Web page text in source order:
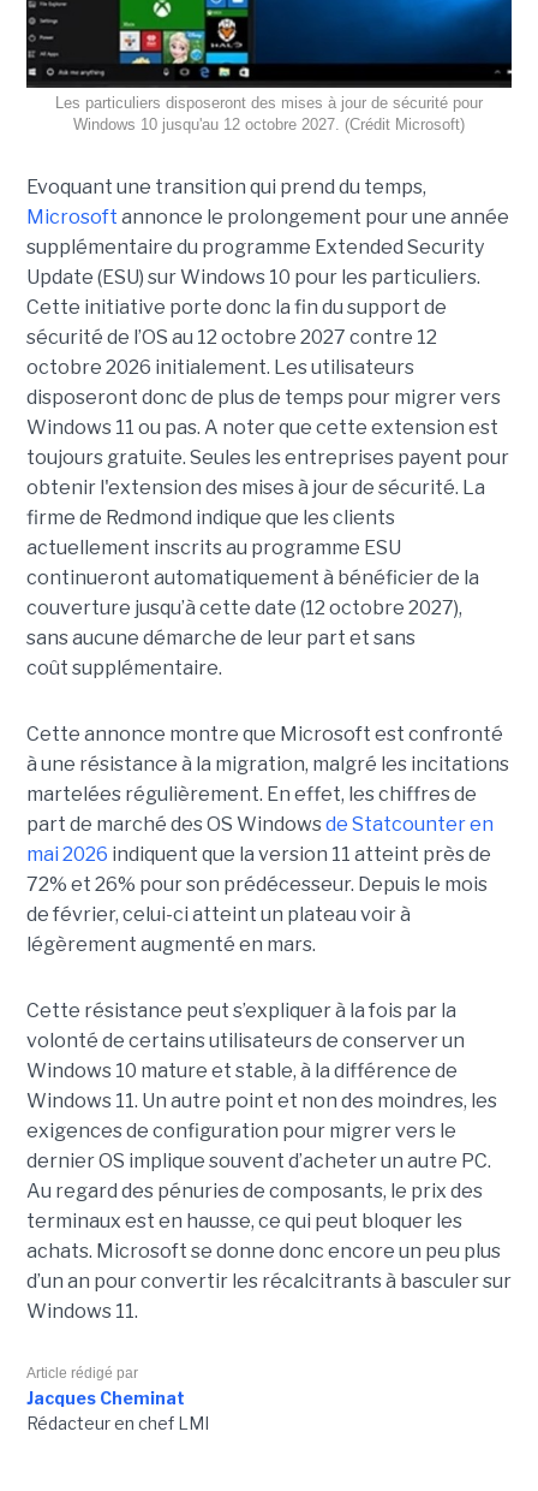
Les particuliers disposeront des mises à jour de sécurité pour
Windows 10 jusqu'au 12 octobre 2027. (Crédit Microsoft)
Evoquant une transition qui prend du temps,
Microsoft annonce le prolongement pour une année
supplémentaire du programme Extended Security
Update (ESU) sur Windows 10 pour les particuliers.
Cette initiative porte donc la fin du support de
sécurité de l’OS au 12 octobre 2027 contre 12
octobre 2026 initialement. Les utilisateurs
disposeront donc de plus de temps pour migrer vers
Windows 11 ou pas. A noter que cette extension est
toujours gratuite. Seules les entreprises payent pour
obtenir l'extension des mises à jour de sécurité. La
firme de Redmond indique que les clients
actuellement inscrits au programme ESU
continueront automatiquement à bénéficier de la
couverture jusqu’à cette date (12 octobre 2027),
sans aucune démarche de leur part et sans
coût supplémentaire.
Cette annonce montre que Microsoft est confronté
à une résistance à la migration, malgré les incitations
martelées régulièrement. En effet, les chiffres de
part de marché des OS Windowsde Statcounter en
mai 2026 indiquent que la version 11 atteint près de
72% et 26% pour son prédécesseur. Depuis le mois
de février, celui-ci atteint un plateau voir à
légèrement augmenté en mars.
Cette résistance peut s’expliquer à la fois par la
volonté de certains utilisateurs de conserver un
Windows 10 mature et stable, à la différence de
Windows 11. Un autre point et non des moindres, les
exigences de configuration pour migrer vers le
dernier OS implique souvent d’acheter un autre PC.
Au regard des pénuries de composants, le prix des
terminaux est en hausse, ce qui peut bloquer les
achats. Microsoft se donne donc encore un peu plus
d’un an pour convertir les récalcitrants à basculer sur
Windows 11.
Article rédigé par
Jacques Cheminat
Rédacteur en chef LMI